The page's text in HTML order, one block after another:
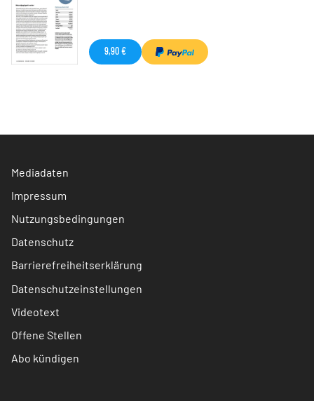
9,90 €
Mediadaten
Impressum
Nutzungsbedingungen
Datenschutz
Barrierefreiheitserklärung
Datenschutzeinstellungen
Videotext
Offene Stellen
Abo kündigen